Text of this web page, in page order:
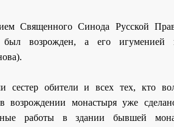
Священного Синода Русской
возрожден, а его игуменией
сестер обители и всех тех, кто
возрождении монастыря уже
работы в здании бывшей